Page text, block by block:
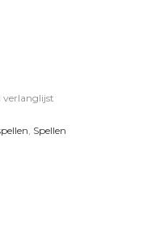
verlanglijst
, Spellen